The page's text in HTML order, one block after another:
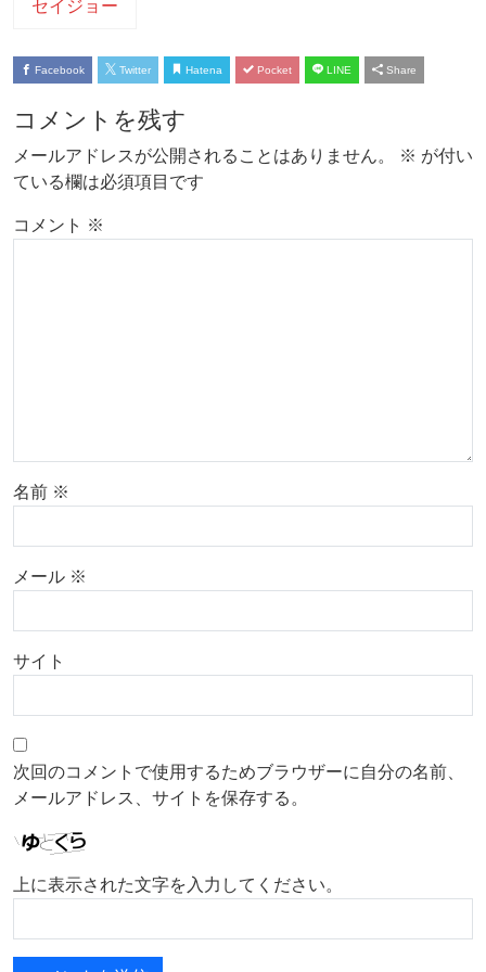
セイジョー
Facebook Twitter Hatena Pocket LINE Share
コメントを残す
メールアドレスが公開されることはありません。 ※ が付い
ている欄は必須項目です
コメント ※
名前 ※
メール ※
サイト
次回のコメントで使用するためブラウザーに自分の名前、
メールアドレス、サイトを保存する。
上に表示された文字を入力してください。